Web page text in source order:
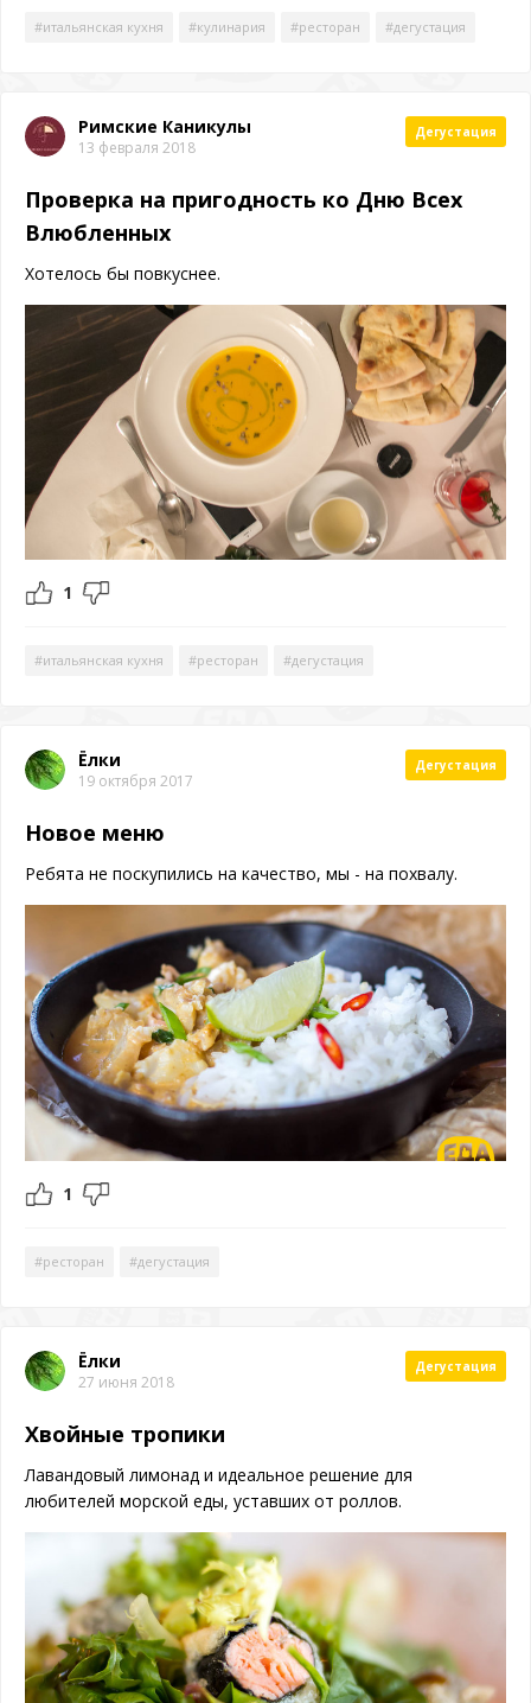
#итальянская кухня #кулинария #ресторан #дегустация
Римские Каникулы
13 февраля 2018
Дегустация
Проверка на пригодность ко Дню Всех
Влюбленных
Хотелось бы повкуснее.
1
#итальянская кухня #ресторан #дегустация
Ёлки
19 октября 2017
Дегустация
Новое меню
Ребята не поскупились на качество, мы - на похвалу.
1
#ресторан #дегустация
Ёлки
27 июня 2018
Дегустация
Хвойные тропики
Лавандовый лимонад и идеальное решение для
любителей морской еды, уставших от роллов.